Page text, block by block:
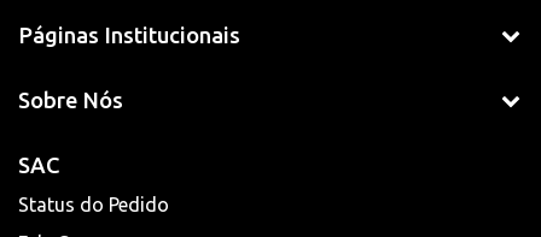
Páginas Institucionais
Sobre Nós
SAC
Status do Pedido